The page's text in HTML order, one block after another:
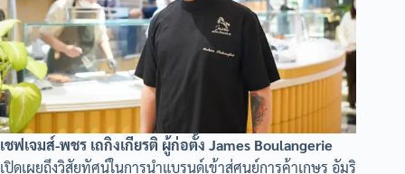
เชฟเจมส์-พชร เถกิงเกียรติ ผู้ก่อตั้ง James Boulangerie
เปิดเผยถึงวิสัยทัศน์ในการนำแบรนด์เข้าสู่ศูนย์การค้าเกษร อัมริ